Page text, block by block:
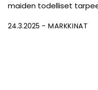
maiden todelliset
24.3.2025 MARKKINAT